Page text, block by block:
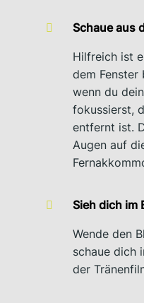
Schaue aus
Hilfreich ist
dem Fenster
wenn du
fokussierst,
entfernt ist.
Augen auf
Sieh dich im
Wende den
schaue dich
der